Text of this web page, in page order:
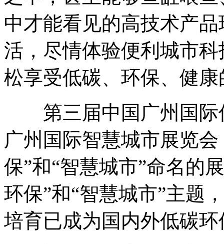
中才能看见的高技术产
活，尽情体验便利城市
松享受低碳、环保、健
第三届中国广州国际
广州国际智慧城市展览
保”和“智慧城市”命名的
环保”和“智慧城市”主题
培育已成为国内外低碳